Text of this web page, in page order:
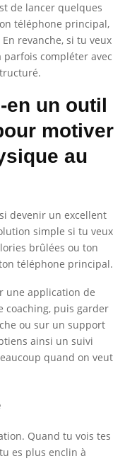
de lancer quelques
téléphone principal,
revanche, si tu veux
compléter avec
en un outil
motiver
au
devenir un excellent
simple si tu veux
brûlées ou ton
téléphone principal.
une application de
coaching, puis garder
ou sur un support
ainsi un suivi
quand on veut
Quand tu vois tes
es plus enclin à